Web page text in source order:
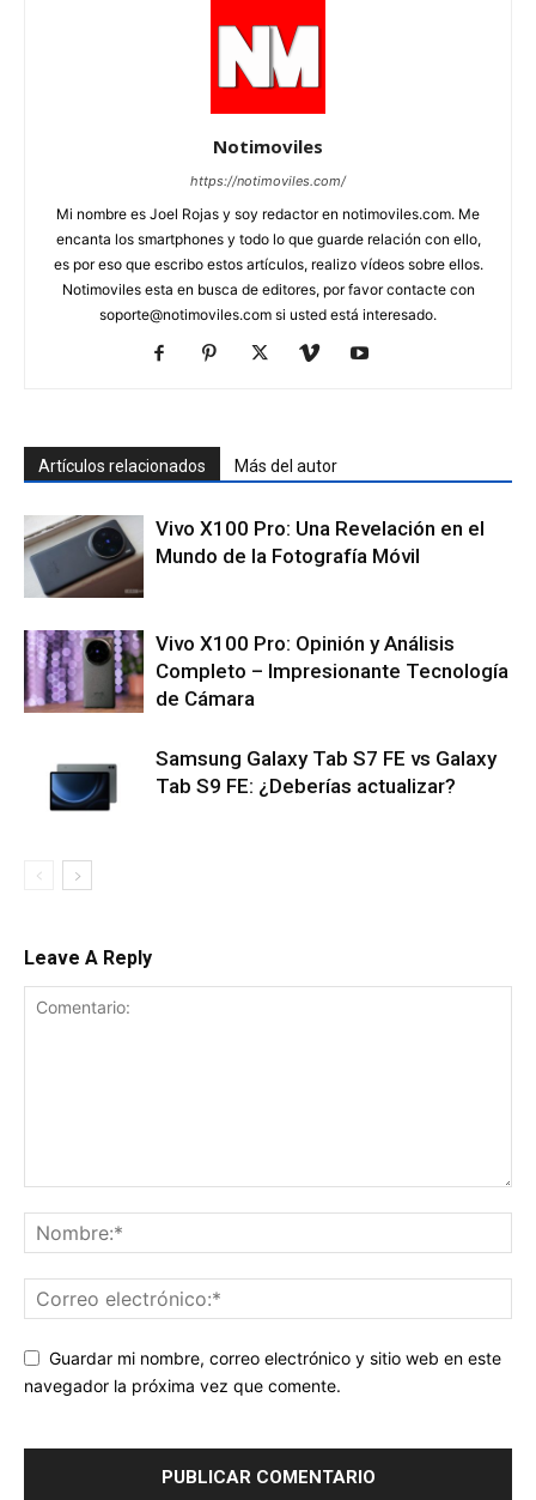
Notimoviles
https://notimoviles.com/
Mi nombre es Joel Rojas y soy redactor en notimoviles.com. Me
encanta los smartphones y todo lo que guarde relación con ello,
es por eso que escribo estos artículos, realizo vídeos sobre ellos.
Notimoviles esta en busca de editores, por favor contacte con
soporte@notimoviles.com si usted está interesado.
Artículos relacionados Más del autor
Vivo X100 Pro: Una Revelación en el
Mundo de la Fotografía Móvil
Vivo X100 Pro: Opinión y Análisis
Completo – Impresionante Tecnología
de Cámara
Samsung Galaxy Tab S7 FE vs Galaxy
Tab S9 FE: ¿Deberías actualizar?
Leave A Reply
Guardar mi nombre, correo electrónico y sitio web en este
navegador la próxima vez que comente.